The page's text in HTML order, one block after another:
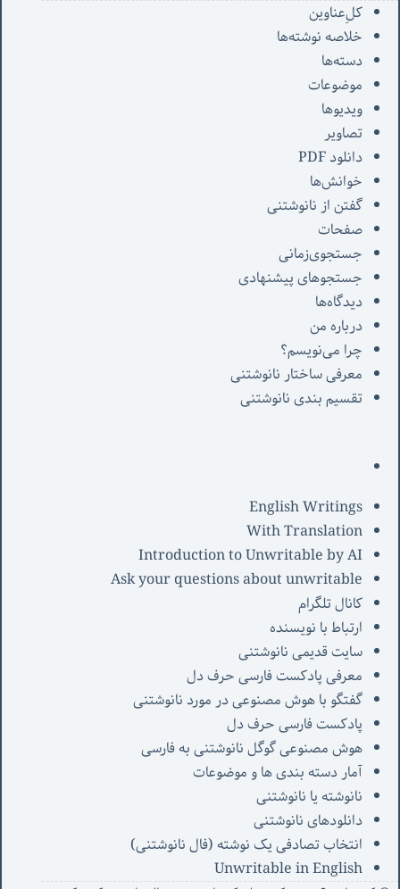
کل‌ِعناوین
خلاصه نوشته‌ها
دسته‌ها
موضوعات
ویدیوها
تصاویر
دانلود PDF
خوانش‌ها
گفتن از نانوشتنی
صفحات
جستجوی‌زمانی
جستجوهای پیشنهادی
دیدگاه‌ها
درباره من
چرا می‌نویسم؟
معرفی‌ ساختار نانوشتنی
تقسیم بندی نانوشتنی
English Writings
With Translation
Introduction to Unwritable by AI
Ask your questions about unwritable
کانال تلگرام
ارتباط با نویسنده
سایت قدیمی نانوشتنی
معرفی پادکست فارسی حرف دل
گفتگو با هوش مصنوعی در مورد نانوشتنی
پادکست فارسی حرف دل
هوش مصنوعی گوگل نانوشتنی به فارسی
آمار دسته بندی ها و موضوعات
نانوشته یا نانوشتنی
دانلودهای نانوشتنی
انتخاب تصادفی یک نوشته (فال نانوشتنی)
Unwritable in English